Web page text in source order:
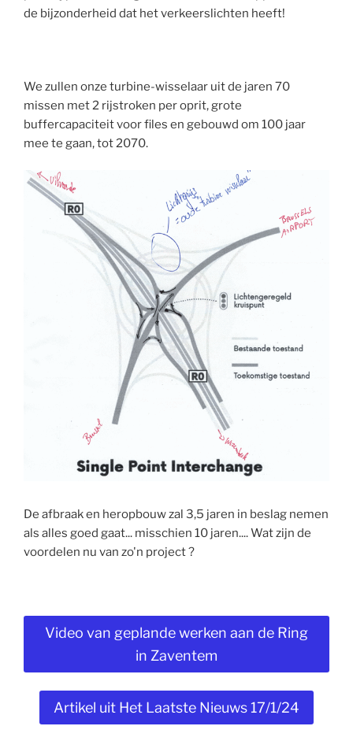
de bijzonderheid dat het verkeerslichten heeft!
We zullen onze turbine-wisselaar uit de jaren 70
missen met 2 rijstroken per oprit, grote
buffercapaciteit voor files en gebouwd om 100 jaar
mee te gaan, tot 2070.
De afbraak en heropbouw zal 3,5 jaren in beslag nemen
als alles goed gaat... misschien 10 jaren.... Wat zijn de
voordelen nu van zo'n project ?
Video van geplande werken aan de Ring
in Zaventem
Artikel uit Het Laatste Nieuws 17/1/24